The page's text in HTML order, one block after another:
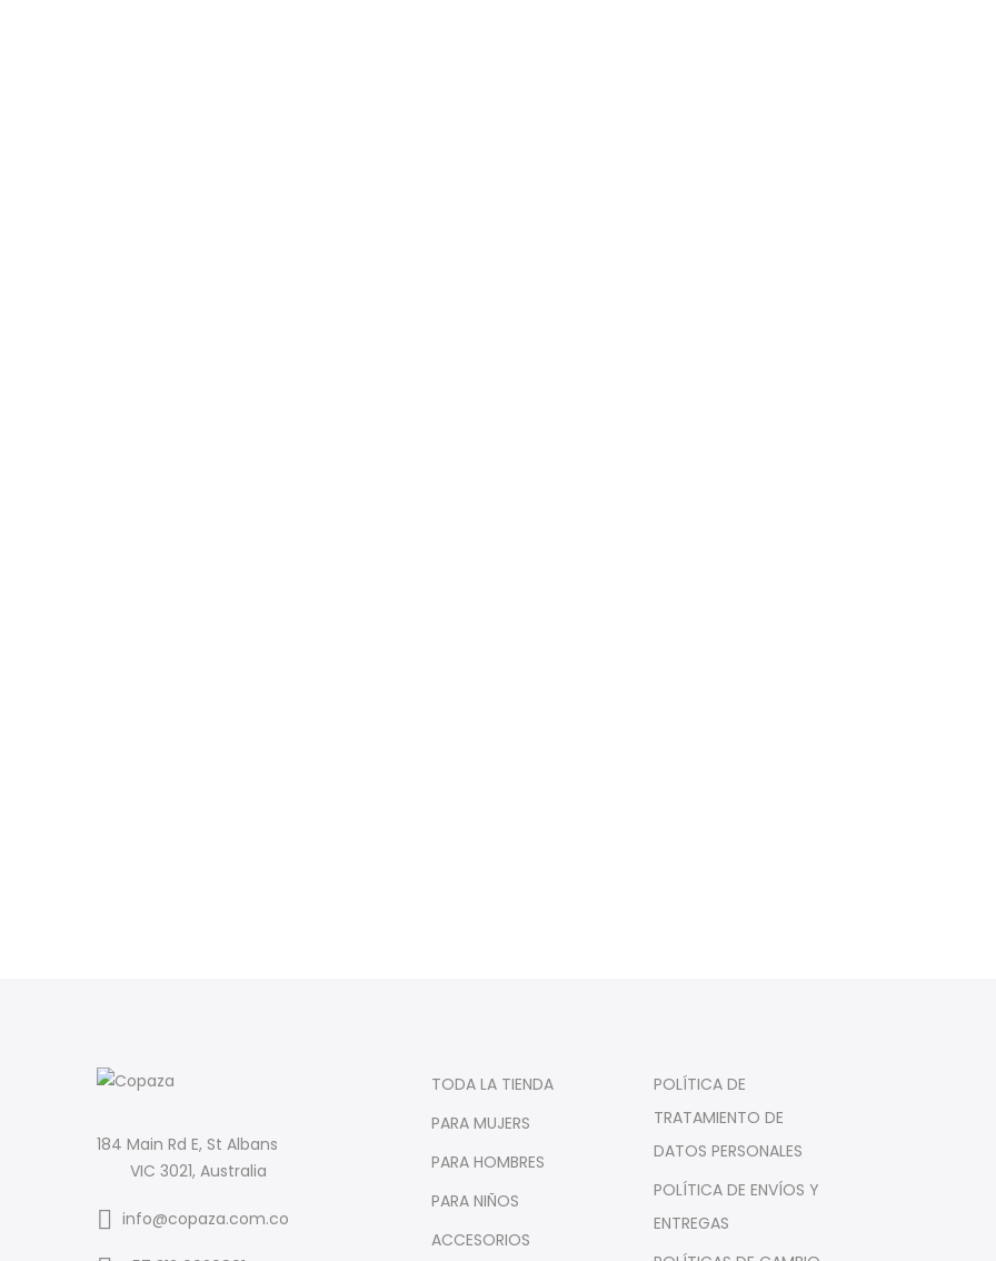
184 Main Rd E, St Albans
VIC 3021, Australia
info@copaza.com.co
TODA LA TIENDA
PARA MUJERS
PARA HOMBRES
PARA NIÑOS
ACCESORIOS
POLÍTICA DE
TRATAMIENTO DE
DATOS PERSONALES
POLÍTICA DE ENVÍOS Y
ENTREGAS